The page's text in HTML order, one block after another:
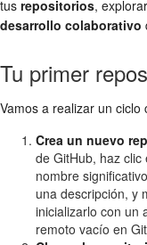
tus repositorios,
desarrollo colaborativo
Tu primer
Vamos a realizar un
Crea un nuevo
de GitHub, haz
nombre
una descripción, y
inicializarlo con un
remoto vacío en